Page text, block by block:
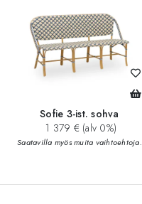
Sofie 3-ist. sohva
1 379 € (alv 0%)
Saatavilla myös muita vaihtoehtoja.